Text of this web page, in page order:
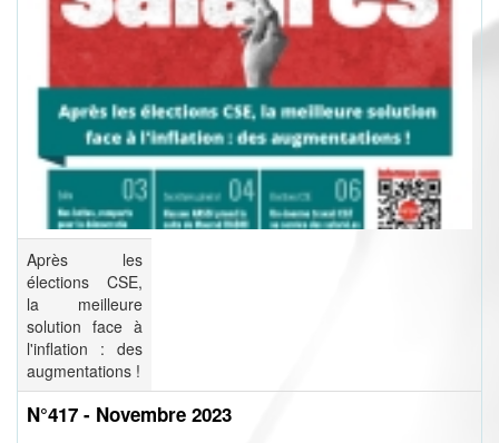
Après les
élections CSE,
la meilleure
solution face à
l'inflation : des
augmentations !
N°417 - Novembre 2023